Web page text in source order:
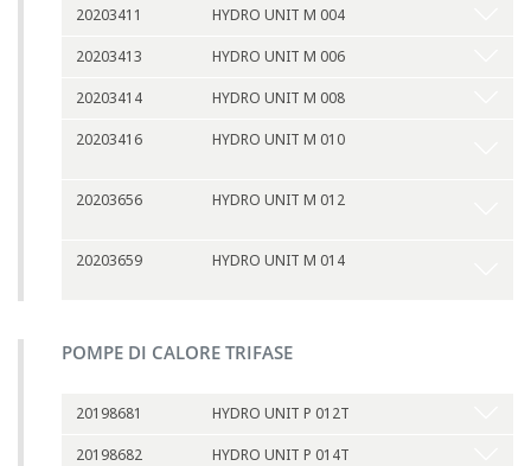
20203411 HYDRO UNIT M 004
20203413 HYDRO UNIT M 006
20203414 HYDRO UNIT M 008
20203416 HYDRO UNIT M 010
20203656 HYDRO UNIT M 012
20203659 HYDRO UNIT M 014
POMPE DI CALORE TRIFASE
20198681 HYDRO UNIT P 012T
20198682 HYDRO UNIT P 014T